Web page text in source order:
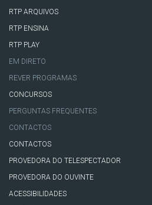
RTP ARQUIVOS
RTP ENSINA
RTP PLAY
EM DIRETO
REVER PROGRAMAS
CONCURSOS
PERGUNTAS FREQUENTES
CONTACTOS
CONTACTOS
PROVEDORA DO TELESPECTADOR
PROVEDORA DO OUVINTE
ACESSIBILIDADES